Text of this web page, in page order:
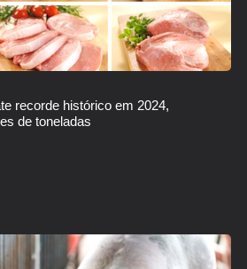
recorde histórico em 2024,
de toneladas